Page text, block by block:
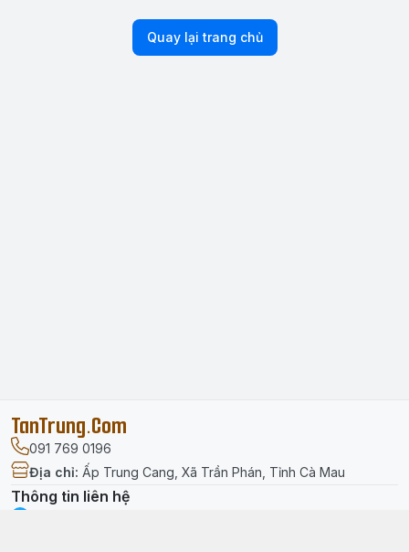
Quay lại trang chủ
TanTrung.Com
091 769 0196
Địa chỉ: Ấp Trung Cang, Xã Trần Phán, Tỉnh Cà Mau
Thông tin liên hệ